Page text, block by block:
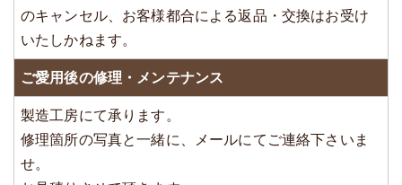
のキャンセル、お客様都合による返品・交換はお受け
いたしかねます。
ご愛用後の修理・メンテナンス
製造工房にて承ります。
修理箇所の写真と一緒に、メールにてご連絡下さいま
せ。